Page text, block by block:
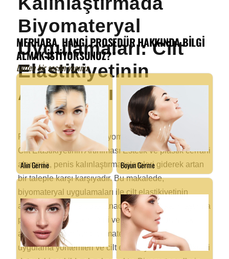
Biyomateryal
Uygulamaları: Cilt
Elastikiyetinin
Artırılması
Penis Kalınlaştırmada Biyomateryal Uygulamaları:
Cilt Elastikiyetinin Artırılması Estetik ve plastik cerrahi
alanında, penis kalınlaştırma işlemleri giderek artan
bir taleple karşı karşıyadır. Bu makalede,
biyomateryal uygulamaları ile cilt elastikiyetinin
artırılması üzerine odaklanacağız. Penis kalınlaştırma
prosedürlerinin etkinliğini ve güvenliğini artırmak
amacıyla kullanılan biyomateryallerin türleri,
uygulama yöntemleri ve cilt elastikiyetine olan etkileri